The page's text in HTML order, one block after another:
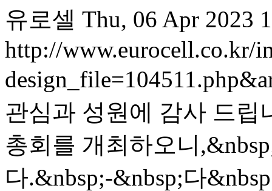
유로셀 Thu, 06 Apr 2023
http://www.eurocell.co.kr/
관심과 성원에 감사 드립
총회를 개최하오니
다.&nbsp;-&nbsp;다